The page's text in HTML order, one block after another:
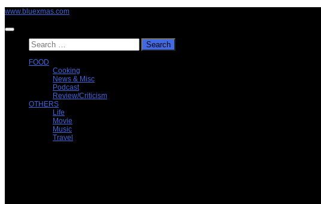
Skip
content
www.bluexmas.com
Search
for:
FOOD
Cooking
News & Misc
Podcast
Review/Criticism
OTHERS
Life
Movie
Music
Travel